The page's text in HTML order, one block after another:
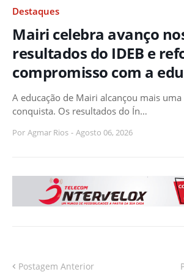
Destaques
Mairi celebra avanço
resultados do IDEB e
compromisso com a
A educação de Mairi alcançou mais
conquista. Os resultados do Ín…
Por Agmar Rios - Agosto 06, 2026
Postagem Anterior